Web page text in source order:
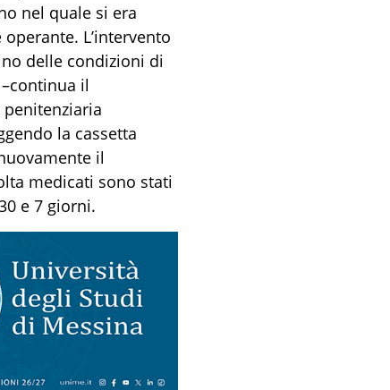
nel quale si era
L’intervento
delle condizioni di
il
la cassetta
il
medicati sono stati
e 7 giorni.